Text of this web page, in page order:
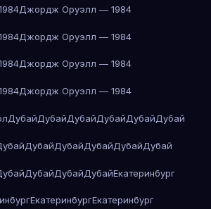
Джордж Оруэлл — 1984
Джордж Оруэлл — 1984
Джордж Оруэлл — 1984
Джордж Оруэлл — 1984
ДубайДубайДубайДубайДубайДубай
ДубайДубайДубайДубайДубай
ДубайДубайДубайЕкатеринбург
ЕкатеринбургЕкатеринбург